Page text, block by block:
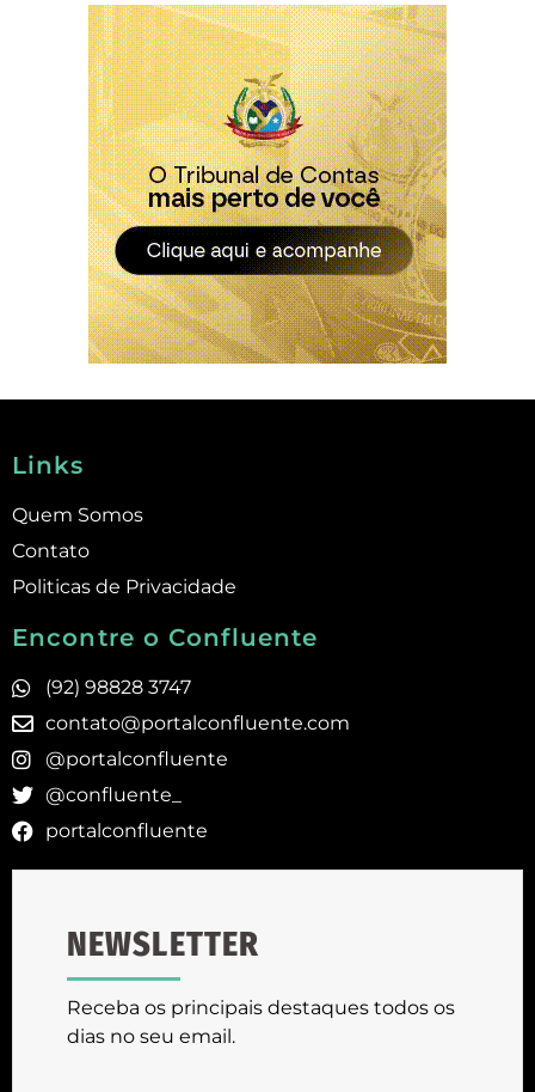
Links
Quem Somos
Contato
Politicas de Privacidade
Encontre o Confluente
(92) 98828 3747
contato@portalconfluente.com
@portalconfluente
@confluente_
portalconfluente
NEWSLETTER
Receba os principais destaques todos os
dias no seu email.